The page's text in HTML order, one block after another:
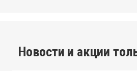
Новости и акции